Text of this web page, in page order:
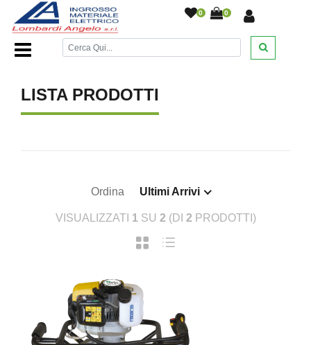
0 0
Home Page//
LISTA PRODOTTI
Ordina Ultimi Arrivi
VISUALIZZATI 1 SU 2 (DI 2 PRODOTTI)